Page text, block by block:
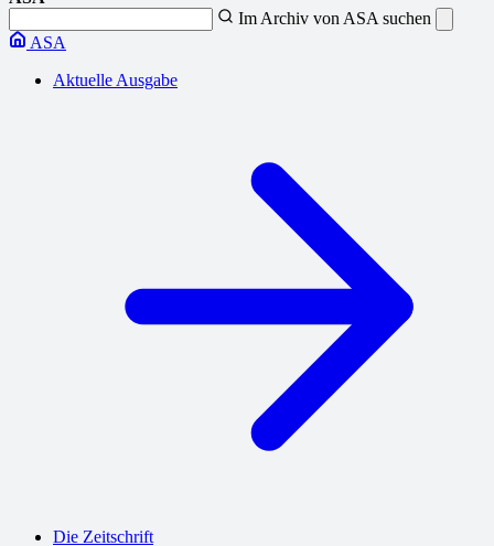
Im Archiv von ASA suchen
ASA
Aktuelle Ausgabe
Die Zeitschrift